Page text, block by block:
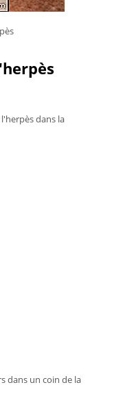
dans la
dans un coin de la